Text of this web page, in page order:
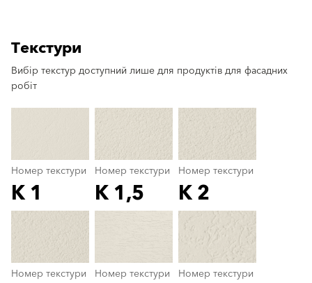
Текстури
Вибір текстур доступний лише для продуктів для фасадних
робіт
Номер текстури
K 1
Номер текстури
K 1,5
Номер текстури
K 2
Номер текстури Номер текстури Номер текстури
clear
Номер текстури
color_name